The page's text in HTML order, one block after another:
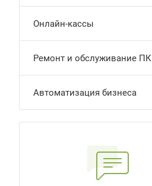
Онлайн-кассы
Ремонт и обслуживание ПК
Автоматизация бизнеса